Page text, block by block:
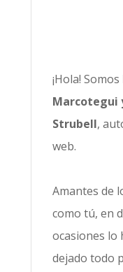
¡Hola! Somos
Marcotegui
Strubell,
web.
Amantes de
como tú, en
ocasiones lo
dejado todo